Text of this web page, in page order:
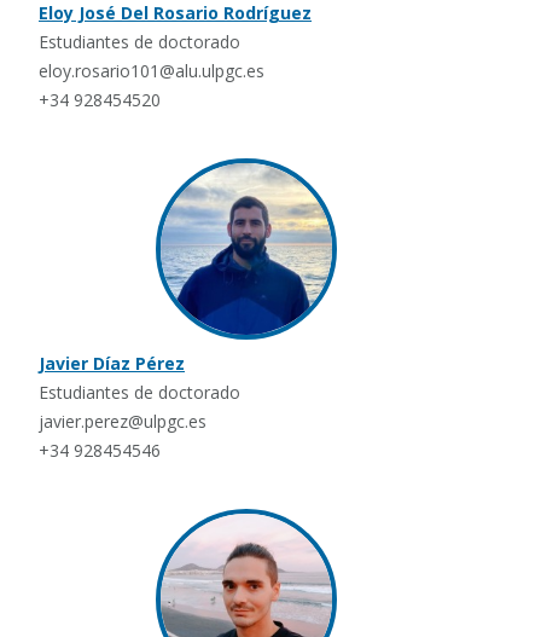
Eloy José Del Rosario Rodríguez
Estudiantes de doctorado
eloy.rosario101@alu.ulpgc.es
+34 928454520
Javier Díaz Pérez
Estudiantes de doctorado
javier.perez@ulpgc.es
+34 928454546